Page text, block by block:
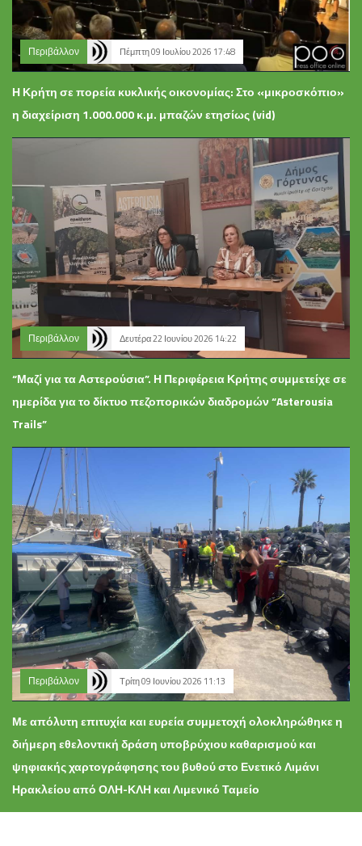
Περιβάλλον Πέμπτη 09 Ιουλίου 2026 17:48
Η Κρήτη σε πορεία κυκλικής οικονομίας: Στο «μικροσκόπιο»
η διαχείριση 1.000.000 κ.μ. μπαζών ετησίως (vid)
Περιβάλλον Δευτέρα 22 Ιουνίου 2026 14:22
“Μαζί για τα Αστερούσια”. Η Περιφέρεια Κρήτης συμμετείχε σε
ημερίδα για το δίκτυο πεζοπορικών διαδρομών “Asterousia
Trails”
Περιβάλλον Τρίτη 09 Ιουνίου 2026 11:13
Με απόλυτη επιτυχία και ευρεία συμμετοχή ολοκληρώθηκε η
διήμερη εθελοντική δράση υποβρύχιου καθαρισμού και
ψηφιακής χαρτογράφησης του βυθού στο Ενετικό Λιμάνι
Ηρακλείου από ΟΛΗ-ΚΛΗ και Λιμενικό Ταμείο